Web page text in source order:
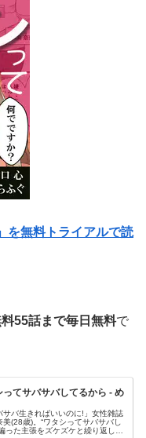
を無料トライアルで読
55話まで毎日無料で
ってサバサバしてるから - め
サバ生きればいいのに!」女性雑誌
(28歳)。“ワタシってサバサバし
った主張をズケズケと繰り返し、